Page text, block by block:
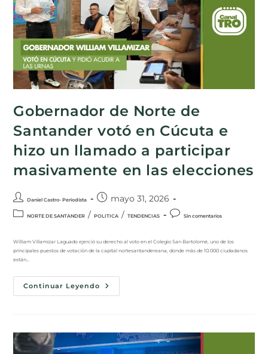
Gobernador de Norte de
Santander votó en Cúcuta e
hizo un llamado a participar
masivamente en las elecciones
Daniel Castro- Periodista mayo 31, 2026
NORTE DE SANTANDER / POLITICA / TENDENCIAS Sin comentarios
William Villamizar Laguado ejerció su derecho al voto en el Colegio San Bartolomé, uno de los
principales puestos de votación de la capital nortesantandereana, donde más de 10.000 ciudadanos
están…
Continuar Leyendo